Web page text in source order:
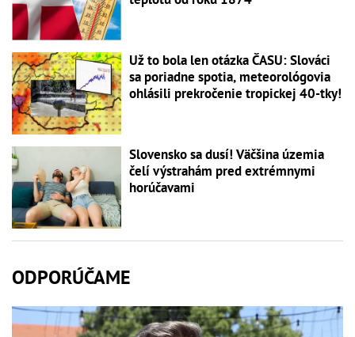
Už to bola len otázka ČASU: Slováci
sa poriadne spotia, meteorológovia
ohlásili prekročenie tropickej 40-tky!
Slovensko sa dusí! Väčšina územia
čelí výstrahám pred extrémnymi
horúčavami
ODPORÚČAME